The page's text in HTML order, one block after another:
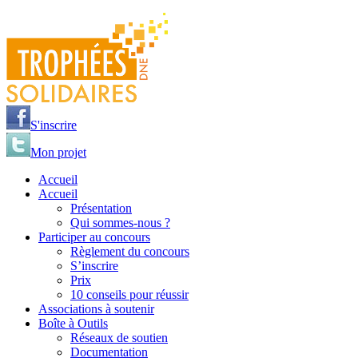
S'inscrire
Mon projet
Accueil
Accueil
Présentation
Qui sommes-nous ?
Participer au concours
Règlement du concours
S’inscrire
Prix
10 conseils pour réussir
Associations à soutenir
Boîte à Outils
Réseaux de soutien
Documentation